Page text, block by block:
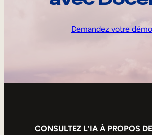
Demandez votre démo
CONSULTEZ L’IA À PROPOS